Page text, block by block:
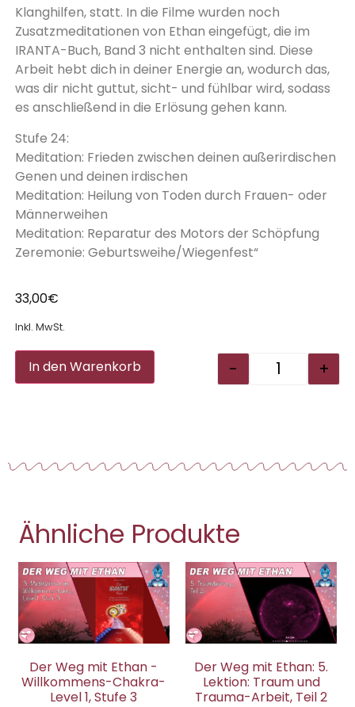
Klanghilfen, statt. In die Filme wurden noch
Zusatzmeditationen von Ethan eingefügt, die im
IRANTA-Buch, Band 3 nicht enthalten sind. Diese
Arbeit hebt dich in deiner Energie an, wodurch das,
was dir nicht guttut, sicht- und fühlbar wird, sodass
es anschließend in die Erlösung gehen kann.
Stufe 24:
Meditation: Frieden zwischen deinen außerirdischen
Genen und deinen irdischen
Meditation: Heilung von Toden durch Frauen- oder
Männerweihen
Meditation: Reparatur des Motors der Schöpfung
Zeremonie: Geburtsweihe/Wiegenfest“
33,00€
Inkl. MwSt.
- +
In den Warenkorb Alternative:
Ähnliche Produkte
Der Weg mit Ethan -
Willkommens-Chakra-
Level 1, Stufe 3
Der Weg mit Ethan: 5.
Lektion: Traum und
Trauma-Arbeit, Teil 2